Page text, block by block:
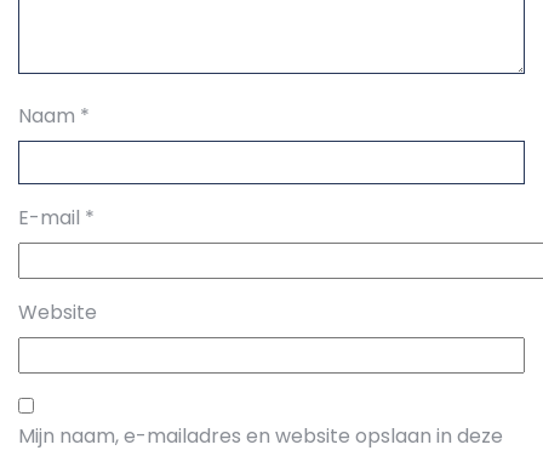
Naam *
E-mail *
Website
Mijn naam, e-mailadres en website opslaan in deze